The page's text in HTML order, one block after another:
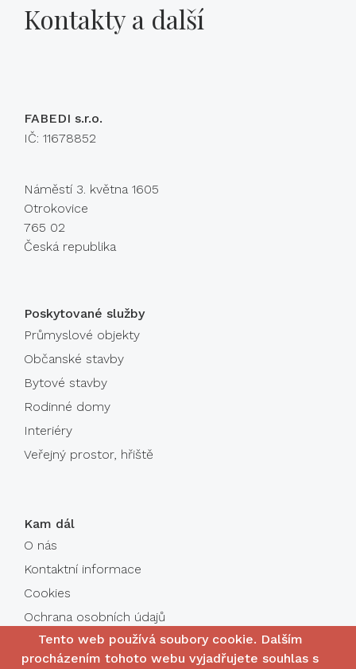
Kontakty a další
Poskytované služby
Průmyslové objekty
Občanské stavby
Bytové stavby
Rodinné domy
Interiéry
Veřejný prostor, hřiště
Kam dál
O nás
Kontaktní informace
Cookies
Ochrana osobních údajů
FABEDI s.r.o.
IČ: 11678852
Náměstí 3. května 1605
Otrokovice
765 02
Česká republika
Tento web používá soubory cookie. Dalším
procházením tohoto webu vyjadřujete souhlas s